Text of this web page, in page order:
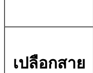
เปลือกสาย